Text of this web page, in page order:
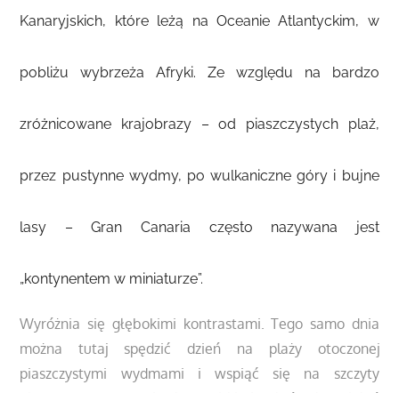
Kanaryjskich, które leżą na Oceanie Atlantyckim, w
pobliżu wybrzeża Afryki. Ze względu na bardzo
zróżnicowane krajobrazy – od piaszczystych plaż,
przez pustynne wydmy, po wulkaniczne góry i bujne
lasy – Gran Canaria często nazywana jest
„kontynentem w miniaturze”.
Wyróżnia się głębokimi kontrastami. Tego samo dnia
można tutaj spędzić dzień na plaży otoczonej
piaszczystymi wydmami i wspiąć się na szczyty